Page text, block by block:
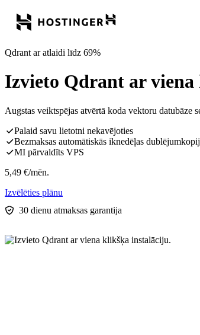
Qdrant ar atlaidi līdz 69%
Izvieto Qdrant ar
Augstas veiktspējas atvērtā koda vektoru
Palaid savu lietotni nekavējoties
Bezmaksas automātiskās iknedēļas
MI pārvaldīts VPS
5,49 €/mēn.
Izvēlēties plānu
30 dienu atmaksas garantija